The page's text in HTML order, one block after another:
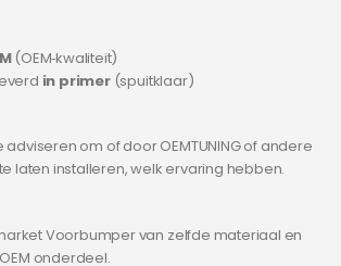
(OEM‑kwaliteit)
in primer(spuitklaar)
adviseren om of door OEMTUNING of andere
laten installeren, welk ervaring hebben.
Voorbumper van zelfde materiaal en
onderdeel.